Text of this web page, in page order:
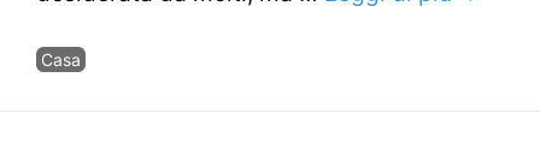
Categorie
Casa